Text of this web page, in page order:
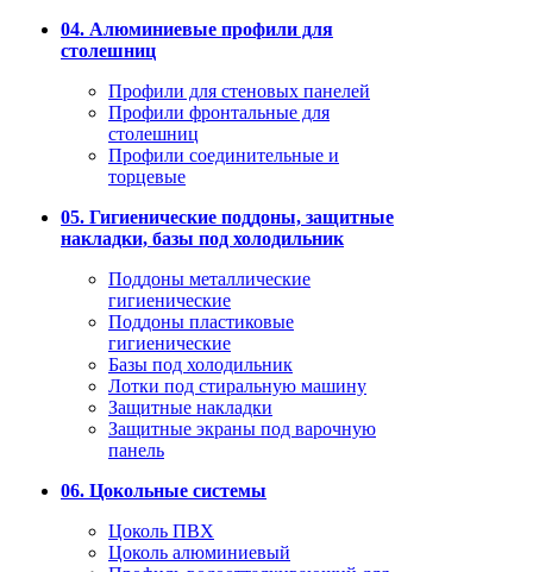
04. Алюминиевые профили для
столешниц
Профили для стеновых панелей
Профили фронтальные для
столешниц
Профили соединительные и
торцевые
05. Гигиенические поддоны, защитные
накладки, базы под холодильник
Поддоны металлические
гигиенические
Поддоны пластиковые
гигиенические
Базы под холодильник
Лотки под стиральную машину
Защитные накладки
Защитные экраны под варочную
панель
06. Цокольные системы
Цоколь ПВХ
Цоколь алюминиевый